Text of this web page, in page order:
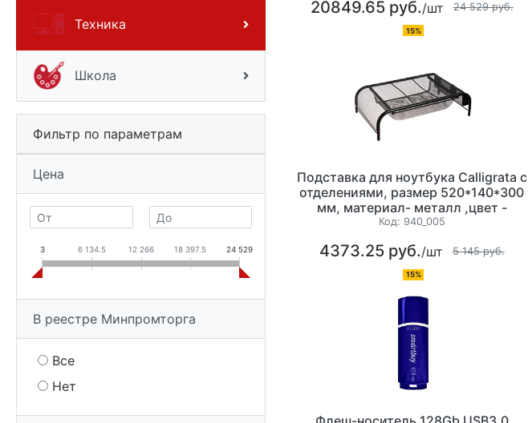
Техника
Школа
Фильтр по параметрам
Цена
3 6 134.5 12 266 18 397.5 24 529
В реестре Минпромторга
Все
Нет
20849.65 руб./шт 24 529 руб.
15%
Подставка для ноутбука Calligrata с
отделениями, размер 520*140*300
мм, материал- металл ,цвет -
чёрный
Код: 940_005
4373.25 руб./шт 5 145 руб.
15%